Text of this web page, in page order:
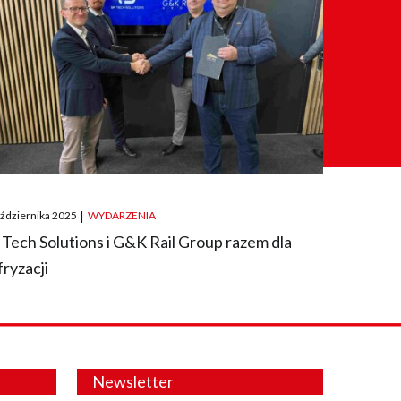
2025 | WYDARZENIA
Tech Solutions i G&K Rail Group razem dla
Newsletter